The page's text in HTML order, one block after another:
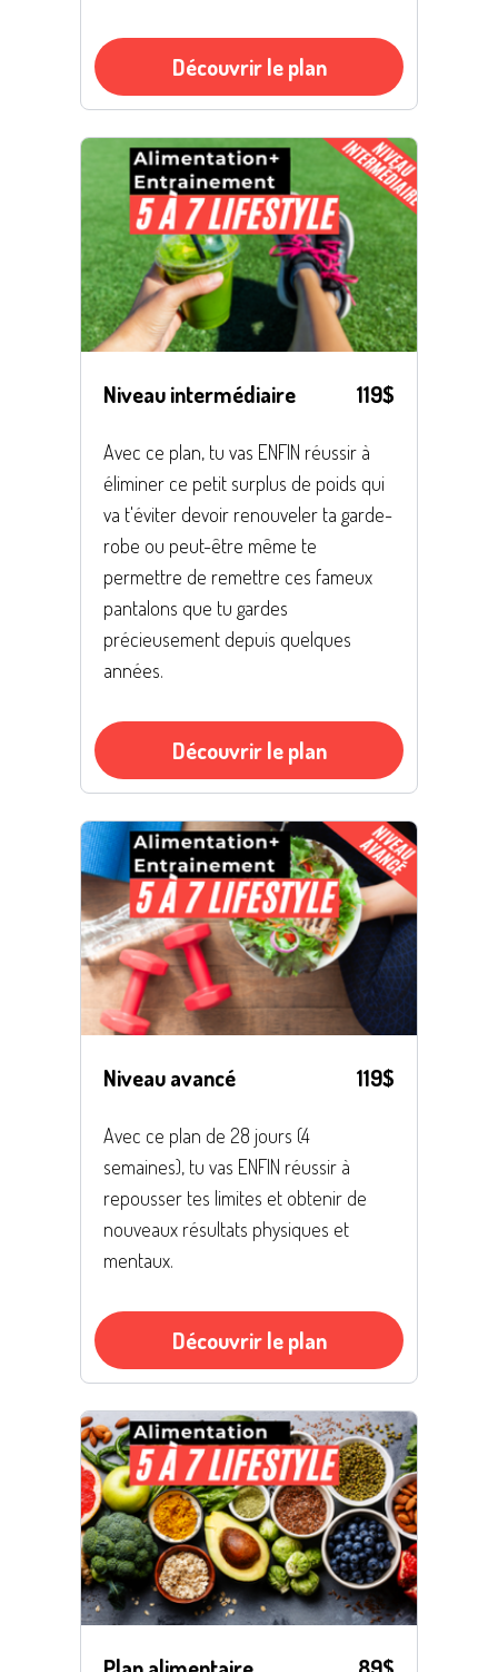
Découvrir le plan
Niveau intermédiaire 119$
Avec ce plan, tu vas ENFIN réussir à
éliminer ce petit surplus de poids qui
va t'éviter devoir renouveler ta garde-
robe ou peut-être même te
permettre de remettre ces fameux
pantalons que tu gardes
précieusement depuis quelques
années.
Découvrir le plan
Niveau avancé 119$
Avec ce plan de 28 jours (4
semaines), tu vas ENFIN réussir à
repousser tes limites et obtenir de
nouveaux résultats physiques et
mentaux.
Découvrir le plan